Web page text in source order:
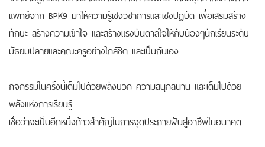
แพทย์จาก BPK9 มาให้ความรู้เชิงวิชาการและเชิงปฏิบัติ เพื่อเสริมสร้าง
ทักษะ สร้างความเข้าใจ และสร้างแรงบันดาลใจให้กับน้องๆนักเรียนระดับ
มัธยมปลายและคณะครูอย่างใกล้ชิด และเป็นกันเอง
กิจกรรมในครั้งนี้เต็มไปด้วยพลังบวก ความสนุกสนาน และเต็มไปด้วย
พลังแห่งการเรียนรู้
เชื่อว่าจะเป็นอีกหนึ่งก้าวสำคัญในการจุดประกายฝันสู่อาชีพในอนาคต